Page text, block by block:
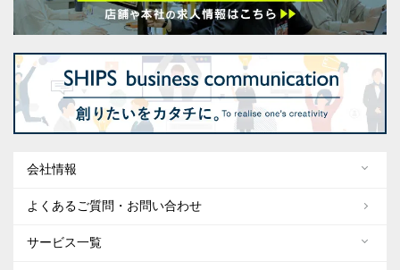
会社情報
よくあるご質問・お問い合わせ
サービス一覧